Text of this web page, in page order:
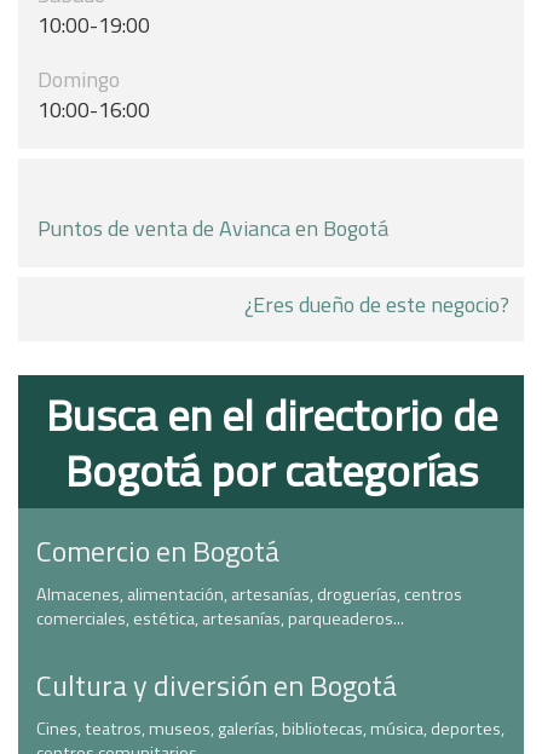
10:00-19:00
Domingo
10:00-16:00
Puntos de venta de Avianca en Bogotá
¿Eres dueño de este negocio?
Busca en el directorio de
Bogotá por categorías
Comercio en Bogotá
Almacenes, alimentación, artesanías, droguerías, centros
comerciales, estética, artesanías, parqueaderos...
Cultura y diversión en Bogotá
Cines, teatros, museos, galerías, bibliotecas, música, deportes,